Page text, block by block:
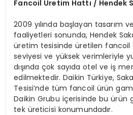
Fancoil Üretim Hattı / Hendek
2009 yılında başlayan tasarım
faaliyetleri sonunda, Hendek
üretim tesisinde üretilen fancoil
seviyesi ve yüksek verimleriyle
dışında çok sayıda otel ve iş
edilmektedir. Daikin Türkiye,
Tesisi’nde tüm fancoil ürün
Daikin Grubu içerisinde bu ürün
tek üreticisi konumundadır.